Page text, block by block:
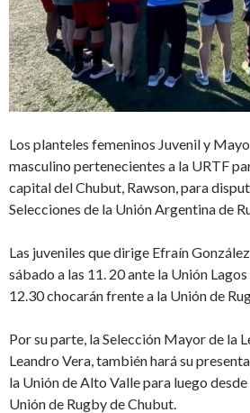
Los planteles femeninos Juvenil y
masculino pertenecientes a la URTF
capital del Chubut, Rawson, para
Selecciones de la Unión Argentina de
Las juveniles que dirige Efraín
sábado a las 11. 20 ante la Unión Lagos
12.30 chocarán frente a la Unión de
Por su parte, la Selección Mayor de la
Leandro Vera, también hará su
la Unión de Alto Valle para luego
Unión de Rugby de Chubut.